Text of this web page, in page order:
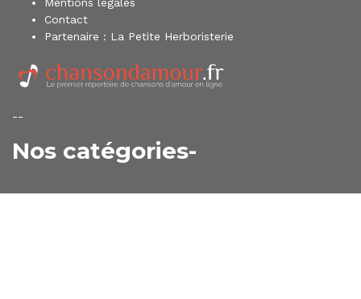
Contact
Partenaire : La Petite Herboristerie
--
Nos catégories-